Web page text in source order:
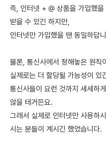
즉, 인터넷 + @ 상품을 가입했
받을 수 있긴 하지만,
인터넷만 가입했을 땐 동일하답
물론, 통신사에서 정해놓은 원칙
실제로는 더 할당될 가능성이 있
통신사들이 요런 것까지 세세하
않을 테거든요.
그래서 실제로 인터넷만 사용하
시는 분들이 계시긴 했었습니다.